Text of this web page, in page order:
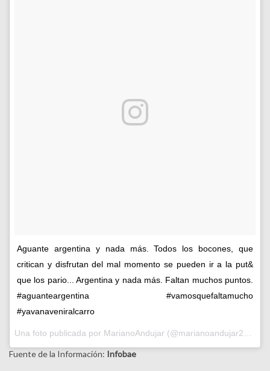
Aguante argentina y nada más. Todos los bocones, que
critican y disfrutan del mal momento se pueden ir a la put&
que los pario... Argentina y nada más. Faltan muchos puntos.
#aguanteargentina #vamosquefaltamucho
#yavanaveniralcarro
Fuente de la Información: Infobae